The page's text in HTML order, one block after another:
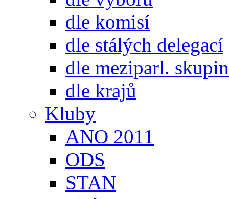
dle komisí
dle stálých delegací
dle meziparl. skupin
dle krajů
Kluby
ANO 2011
ODS
STAN